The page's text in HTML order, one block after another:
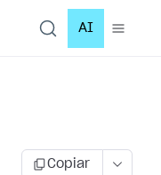
AI
Copiar